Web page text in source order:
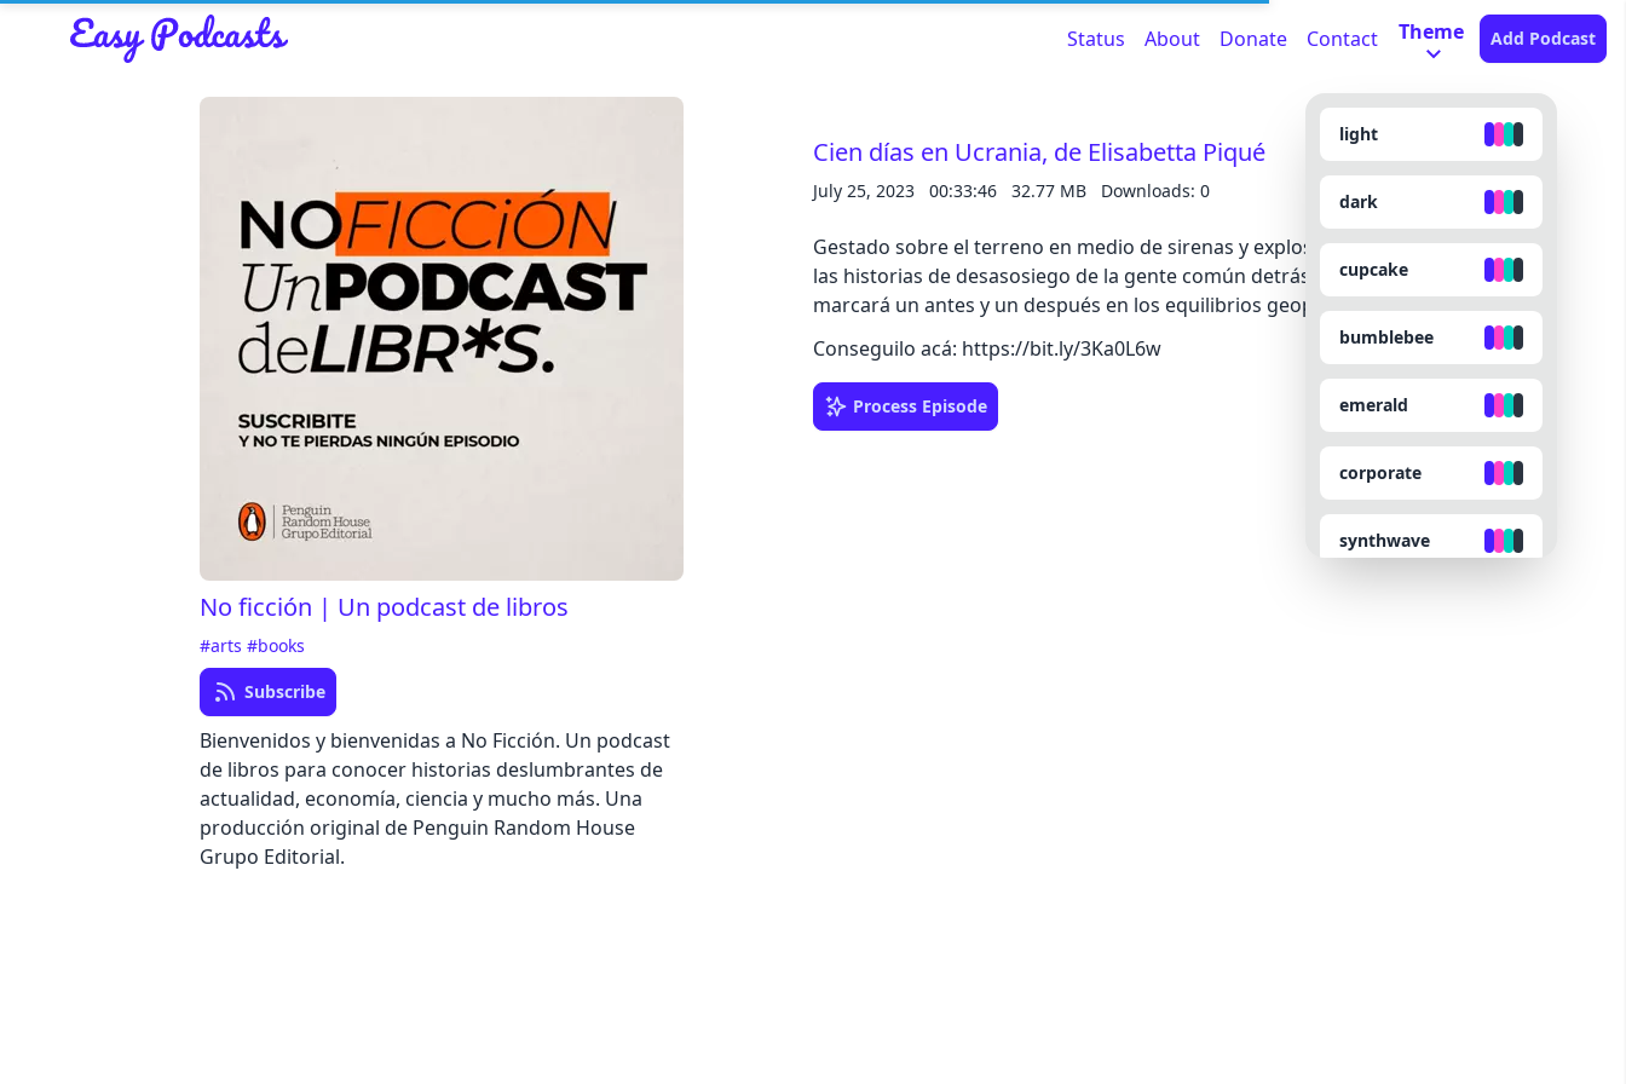
Read about our content policies here
Cancel Save
Status About Donate Contact Theme
light
dark
cupcake
bumblebee
emerald
corporate
synthwave
Add Podcast
No ficción | Un podcast de libros
#arts#books
Subscribe
Bienvenidos y bienvenidas a No Ficción. Un podcast
de libros para conocer historias deslumbrantes de
actualidad, economía, ciencia y mucho más. Una
producción original de Penguin Random House
Grupo Editorial.
Cien días en Ucrania, de Elisabetta Piqué
July 25, 2023 00:33:46 32.77 MB Downloads: 0
Gestado sobre el terreno en medio de sirenas y explosiones, el libro desnuda
las historias de desasosiego de la gente común detrás de una guerra que
marcará un antes y un después en los equilibrios geopolíticos del mundo.
Conseguilo acá: https://bit.ly/3Ka0L6w
Process Episode